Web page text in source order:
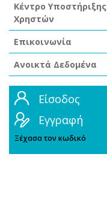
Κέντρο Υποστήριξης
Χρηστών
Επικοινωνία
Ανοικτά Δεδομένα
Είσοδος
Εγγραφή
Ξέχασα τον κωδικό